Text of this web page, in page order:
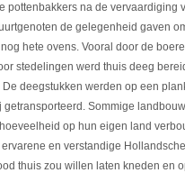
pottenbakkers na de vervaardiging
de gelegenheid gaven
hete ovens. Vooral door de
stedelingen werd thuis deeg
deegstukken werden op een
getransporteerd. Sommige
op hun eigen land
en verstandige
thuis zou willen laten kneden en